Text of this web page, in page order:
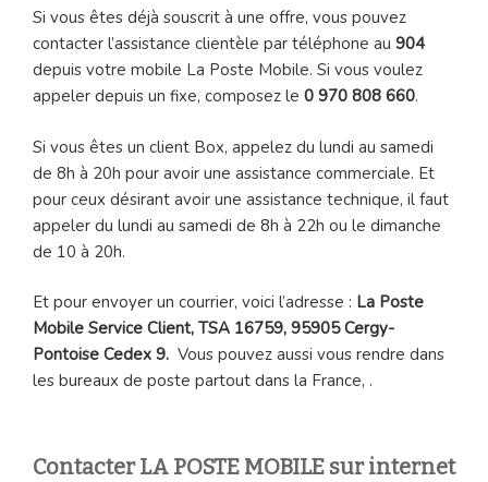
Si vous êtes déjà souscrit à une offre, vous pouvez
contacter l’assistance clientèle par téléphone au 904
depuis votre mobile La Poste Mobile. Si vous voulez
appeler depuis un fixe, composez le 0 970 808 660.
Si vous êtes un client Box, appelez du lundi au samedi
de 8h à 20h pour avoir une assistance commerciale. Et
pour ceux désirant avoir une assistance technique, il faut
appeler du lundi au samedi de 8h à 22h ou le dimanche
de 10 à 20h.
Et pour envoyer un courrier, voici l’adresse : La Poste
Mobile Service Client, TSA 16759, 95905 Cergy-
Pontoise Cedex 9. Vous pouvez aussi vous rendre dans
les bureaux de poste partout dans la France, .
Contacter LA POSTE MOBILE sur internet